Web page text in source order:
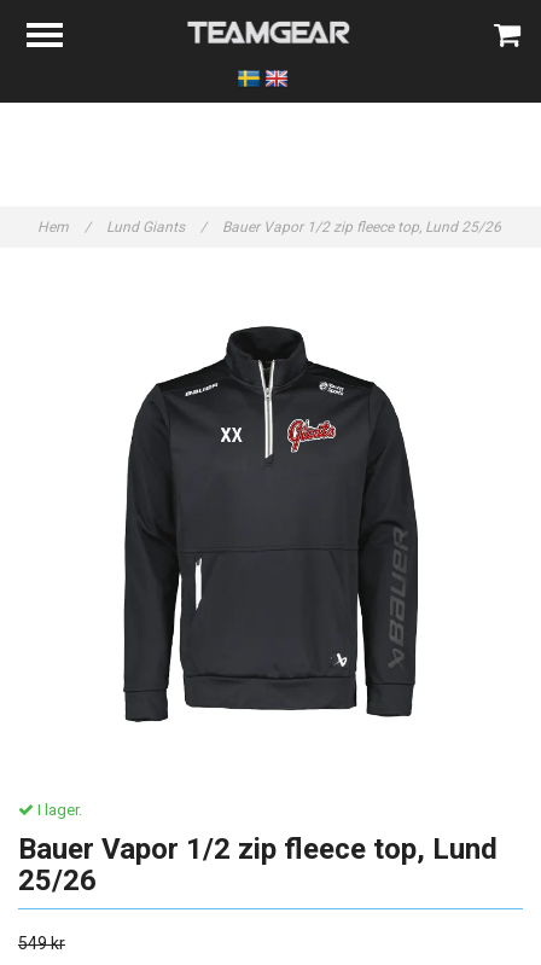
Hem / Lund Giants / Bauer Vapor 1/2 zip fleece top, Lund 25/26
I lager.
Bauer Vapor 1/2 zip fleece top, Lund
25/26
549 kr